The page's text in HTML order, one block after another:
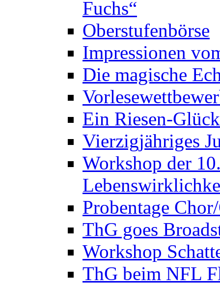
Fuchs“
Oberstufenbörse
Impressionen
Die magische
Ein Riesen-
Vierzigjähriges
Workshop der
Probentage
ThG goes
Workshop
ThG beim NFL